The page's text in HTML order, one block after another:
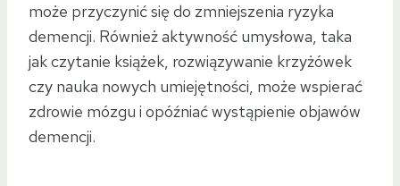
może przyczynić się do zmniejszenia ryzyka
demencji. Również aktywność umysłowa, taka
jak czytanie książek, rozwiązywanie krzyżówek
czy nauka nowych umiejętności, może wspierać
zdrowie mózgu i opóźniać wystąpienie objawów
demencji.